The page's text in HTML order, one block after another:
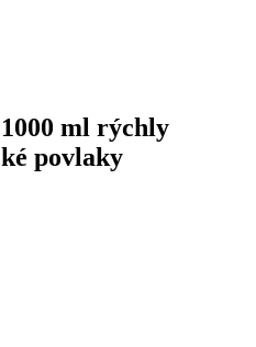
ml rýchly
povlaky